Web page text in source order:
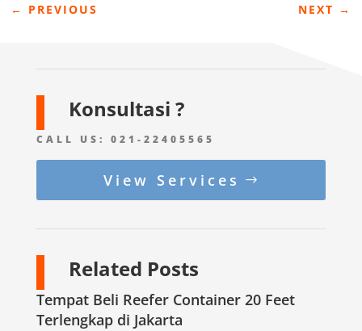
← PREVIOUS NEXT →
Konsultasi ?
CALL US: 021-22405565
View Services
Related Posts
Tempat Beli Reefer Container 20 Feet
Terlengkap di Jakarta